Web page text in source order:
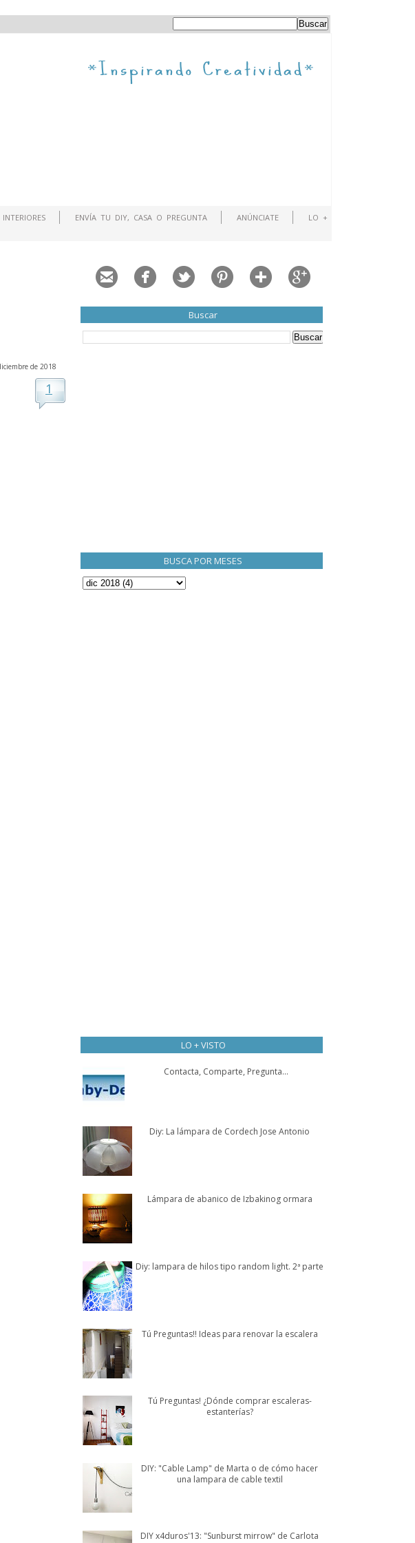
ENVÍA TU DIY, CASA O PREGUNTA ANÚNCIATE
LO +
de 2018
1
Buscar
BUSCA POR MESES
LO + VISTO
Contacta, Comparte, Pregunta...
Diy: La lámpara de Cordech Jose Antonio
Lámpara de abanico de Izbakinog ormara
Diy: lampara de hilos tipo random light. 2ª parte
Tú Preguntas!! Ideas para renovar la escalera
Tú Preguntas! ¿Dónde comprar escaleras-
estanterías?
DIY: "Cable Lamp" de Marta o de cómo hacer
una lampara de cable textil
DIY x4duros'13: "Sunburst mirrow" de Carlota